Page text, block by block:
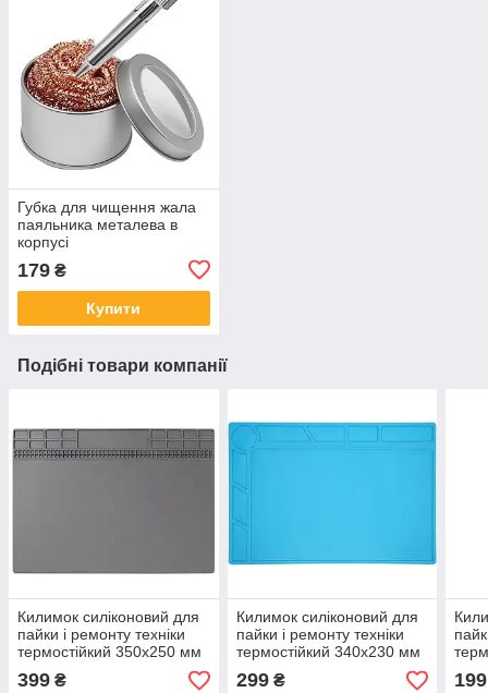
Губка для чищення жала
паяльника металева в
корпусі
179 ₴
Купити
Подібні товари компанії
Килимок силіконовий для
пайки і ремонту техніки
термостійкий 350х250 мм
(сірий)
399 ₴
Килимок силіконовий для
пайки і ремонту техніки
термостійкий 340х230 мм
(синій)
299₴ 199